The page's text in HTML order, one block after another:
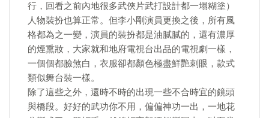
行，回看之前內地很多武俠片武打設計都一塌糊塗）
人物裝扮也算正常。但李小剛演員更換之後，所有風
格都為之一變，演員的裝扮都是油膩膩的，還有濃厚
的煙熏妝，大家就和地府電視台出品的電視劇一樣，
一個個都臉煞白，衣服卻都顏色極盡鮮艷刺眼，款式
類似舞台裝一樣。
除了這些之外，還時不時的出現一些不合時宜的鏡頭
與橋段。好好的武功你不用，偏偏神功一出，一地花